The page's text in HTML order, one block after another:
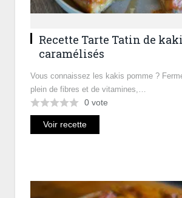
Recette Tarte Tatin de
caramélisés
Vous connaissez les kakis pomme ?
plein de fibres et de vitamines,…
0 vote
Voir recette